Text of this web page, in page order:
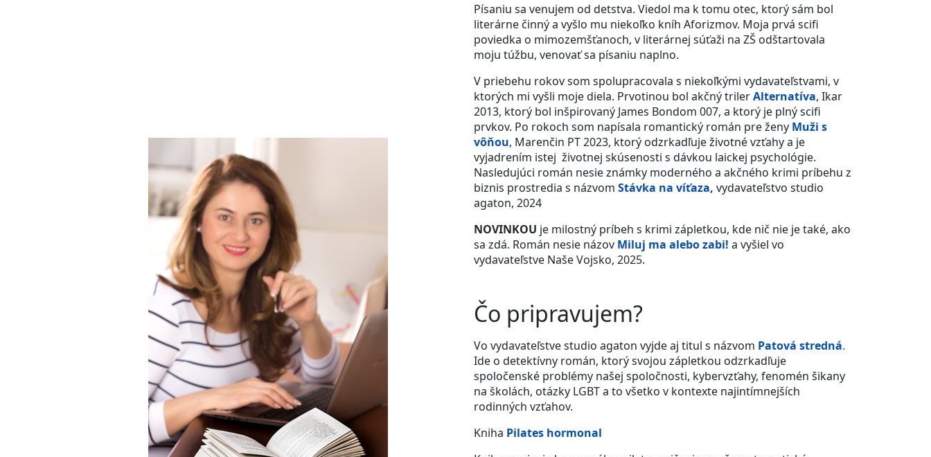
Písaniu sa venujem od detstva. Viedol ma k tomu otec, ktorý sám bol
literárne činný a vyšlo mu niekoľko kníh Aforizmov. Moja prvá scifi
poviedka o mimozemšťanoch, v literárnej súťaži na ZŠ odštartovala
moju túžbu, venovať sa písaniu naplno.
V priebehu rokov som spolupracovala s niekoľkými vydavateľstvami, v
ktorých mi vyšli moje diela. Prvotinou bol akčný trilerAlternatíva, Ikar
2013, ktorý bol inšpirovaný James Bondom 007, a ktorý je plný scifi
prvkov. Po rokoch som napísala romantický román pre ženy Muži s
vôňou, Marenčin PT 2023, ktorý odzrkadľuje životné vzťahy a je
vyjadrením istej životnej skúsenosti s dávkou laickej psychológie.
Nasledujúci román nesie známky moderného a akčného krimi príbehu z
biznis prostredia s názvom Stávka na víťaza, vydavateľstvo studio
agaton, 2024
NOVINKOU je milostný príbeh s krimi zápletkou, kde nič nie je také, ako
sa zdá. Román nesie názov Miluj ma alebo zabi! a vyšiel vo
vydavateľstve Naše Vojsko, 2025.
Čo pripravujem?
Vo vydavateľstve studio agaton vyjde aj titul s názvom Patová stredná.
Ide o detektívny román, ktorý svojou zápletkou odzrkadľuje
spoločenské problémy našej spoločnosti, kybervzťahy, fenomén šikany
na školách, otázky LGBT a to všetko v kontexte najintímnejších
rodinných vzťahov.
Kniha Pilates hormonal